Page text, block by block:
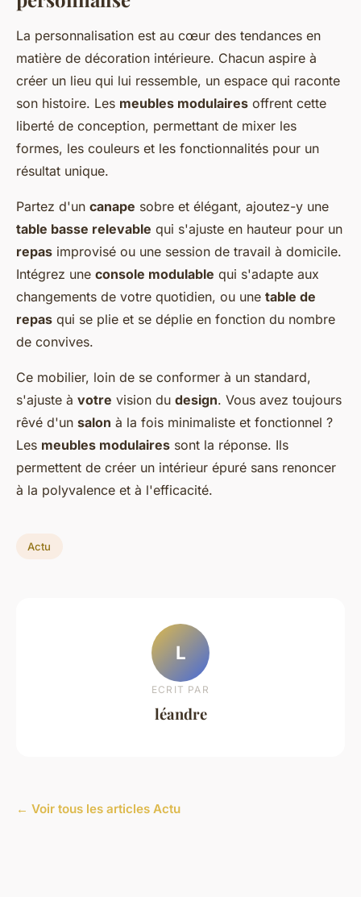
La personnalisation est au cœur des tendances en
matière de décoration intérieure. Chacun aspire à
créer un lieu qui lui ressemble, un espace qui raconte
son histoire. Les meubles modulaires offrent cette
liberté de conception, permettant de mixer les
formes, les couleurs et les fonctionnalités pour un
résultat unique.
Partez d'un canape sobre et élégant, ajoutez-y une
table basse relevable qui s'ajuste en hauteur pour un
repas improvisé ou une session de travail à domicile.
Intégrez une console modulable qui s'adapte aux
changements de votre quotidien, ou une table de
repas qui se plie et se déplie en fonction du nombre
de convives.
Ce mobilier, loin de se conformer à un standard,
s'ajuste à votre vision du design. Vous avez toujours
rêvé d'un salon à la fois minimaliste et fonctionnel ?
Les meubles modulaires sont la réponse. Ils
permettent de créer un intérieur épuré sans renoncer
à la polyvalence et à l'efficacité.
Actu
L
ECRIT PAR
léandre
← Voir tous les articles Actu